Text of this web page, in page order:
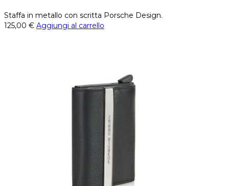
Staffa in metallo con scritta Porsche Design.
125,00 € Aggiungi al carrello